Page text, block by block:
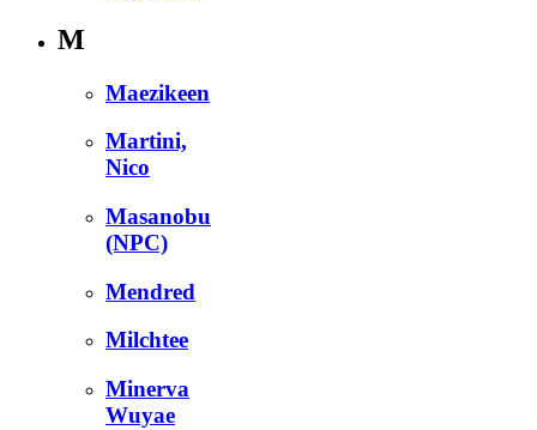
M
Maezikeen
Martini,
Nico
Masanobu
(NPC)
Mendred
Milchtee
Minerva
Wuyae